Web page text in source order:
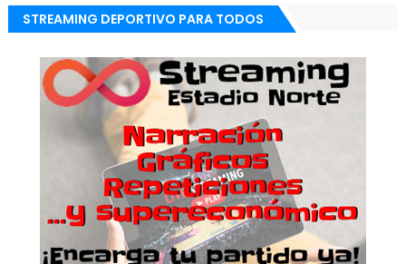
STREAMING DEPORTIVO PARA TODOS